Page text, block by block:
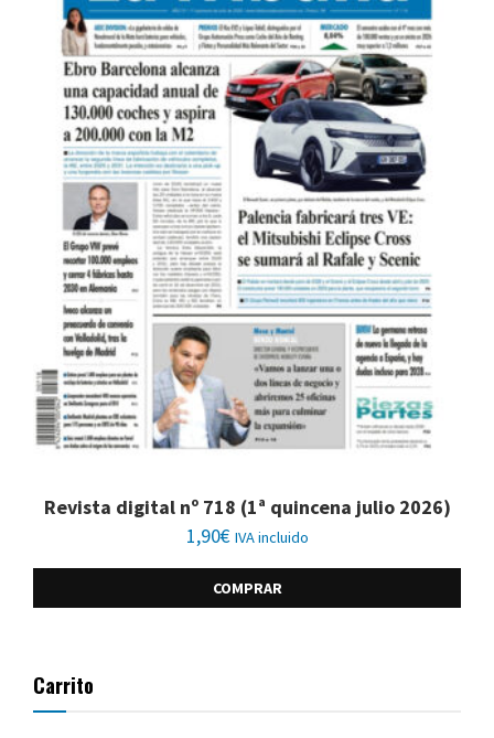
Revista digital nº 718 (1ª quincena julio 2026)
1,90€ IVA incluido
COMPRAR
Carrito